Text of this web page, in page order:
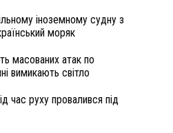
іноземному судну з
моряк
масованих атак по
вимикають світло
час руху провалився під